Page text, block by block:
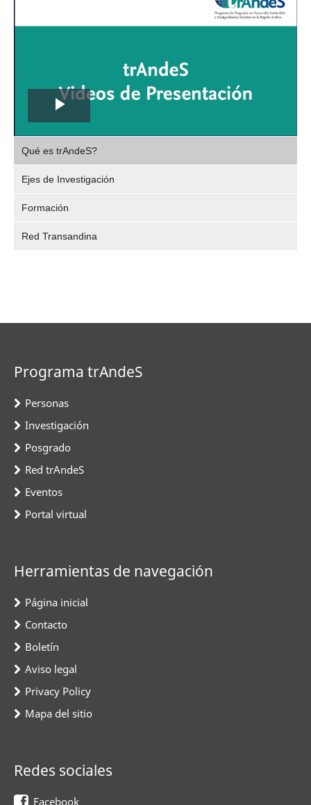
Play
Video
Qué es trAndeS?
Ejes de Investigación
Formación
Red Transandina
Programa trAndeS
Personas
Investigación
Posgrado
Red trAndeS
Eventos
Portal virtual
Herramientas de navegación
Página inicial
Contacto
Boletín
Aviso legal
Privacy Policy
Mapa del sitio
Redes sociales
Facebook